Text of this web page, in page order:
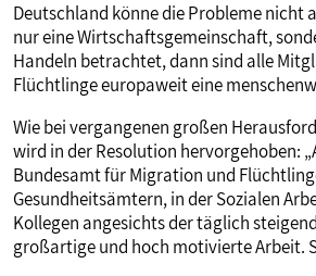
Deutschland könne die Probleme nicht
nur eine Wirtschaftsgemeinschaft,
Handeln betrachtet, dann sind alle
Flüchtlinge europaweit eine
Wie bei vergangenen großen
wird in der Resolution hervorgehoben:
Bundesamt für Migration und
Gesundheitsämtern, in der Sozialen
Kollegen angesichts der täglich
großartige und hoch motivierte Arbeit.